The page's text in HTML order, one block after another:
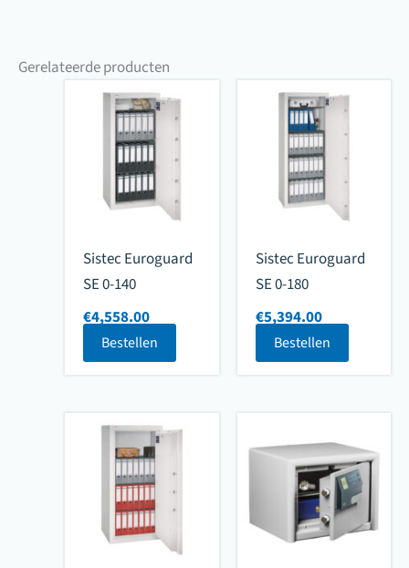
Gerelateerde producten
Sistec Euroguard
SE 0-140
€4,558.00
Bestellen
Sistec Euroguard
SE 0-180
€5,394.00
Bestellen